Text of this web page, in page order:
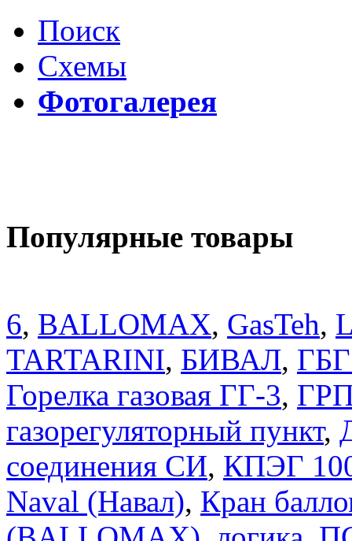
Поиск
Схемы
Фотогалерея
Популярные товары
6, BALLOMAX, GasTeh,
TARTARINI, БИВАЛ,
Горелка газовая ГГ-3,
газорегуляторный пункт,
соединения СИ, КПЭГ
Naval (Навал), Кран